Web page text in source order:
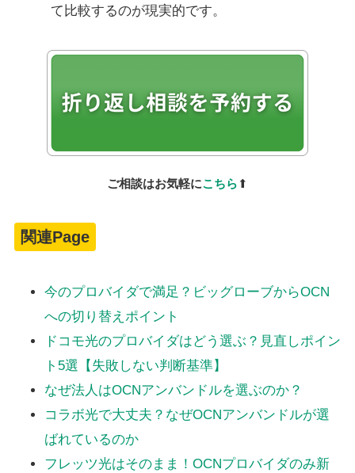
て比較するのが現実的です。
ご相談はお気軽にこちら ⬆
関連Page
今のプロバイダで満足？ビッグローブからOCN
への切り替えポイント
ドコモ光のプロバイダはどう選ぶ？見直しポイン
ト5選【失敗しない判断基準】
なぜ法人はOCNアンバンドルを選ぶのか？
コラボ光で大丈夫？なぜOCNアンバンドルが選
ばれているのか
フレッツ光はそのまま！OCNプロバイダのみ新